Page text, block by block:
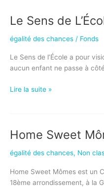
Le Sens de
égalité des chances / Fonds
Le Sens de l’École a pour
aucun enfant ne passe à
Le
Lire la suite »
Home Sweet
égalité des chances, Non
Home Sweet Mômes est un
18ème arrondissement, à la